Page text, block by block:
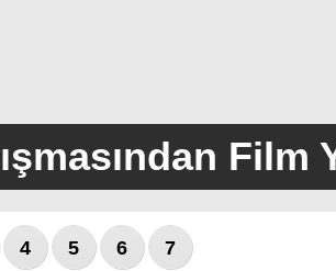
Film
4 5 6 7